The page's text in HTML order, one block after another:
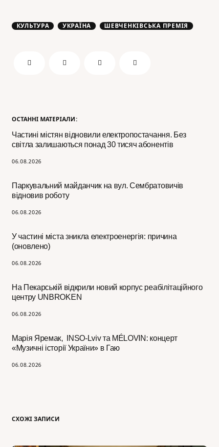
ОСТАННІ МАТЕРІАЛИ:
Частині містян відновили електропостачання. Без
світла залишаються понад 30 тисяч абонентів
06.08.2026
Паркувальний майданчик на вул. Сембратовичів
відновив роботу
06.08.2026
У частині міста зникла електроенергія: причина
(оновлено)
06.08.2026
На Пекарській відкрили новий корпус реабілітаційного
центру UNBROKEN
06.08.2026
Марія Яремак, INSO-Lviv та MÉLOVIN: концерт
«Музичні історії України» в Гаю
06.08.2026
КУЛЬТУРА УКРАЇНА ШЕВЧЕНКІВСЬКА ПРЕМІЯ
СХОЖІ ЗАПИСИ